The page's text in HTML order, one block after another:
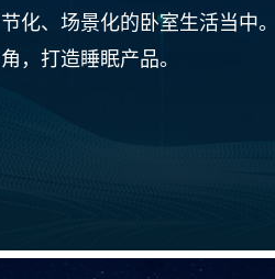
节化、场景化的卧室生活当中
角，打造睡眠产品。